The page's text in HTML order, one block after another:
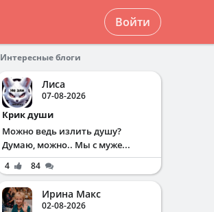
Войти
Интересные блоги
Лиса
07-08-2026
Крик души
Можно ведь излить душу?
Думаю, можно.. Мы с муже...
4 84
Ирина Макс
02-08-2026